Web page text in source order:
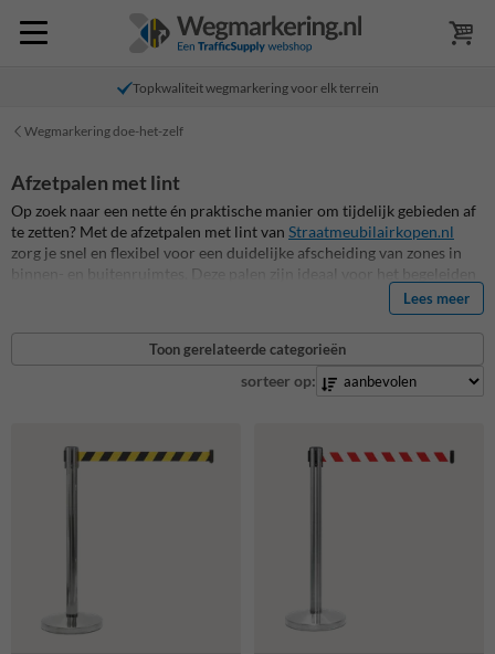
Topkwaliteit wegmarkering voor elk terrein
Wegmarkering doe-het-zelf
Afzetpalen met lint
Op zoek naar een nette én praktische manier om tijdelijk gebieden af
te zetten? Met de afzetpalen met lint van Straatmeubilairkopen.nl
zorg je snel en flexibel voor een duidelijke afscheiding van zones in
binnen- en buitenruimtes. Deze palen zijn ideaal voor het begeleiden
van bezoekersstromen, het reguleren van wachtrijen of het tijdelijk
blokkeren van doorgangen. In tegenstelling tot vaste verkeerspalen of
afzethekken zijn afzetpalen met uittrekbaar lint eenvoudig te
verplaatsen, op te bergen en aan te passen aan veranderende
situaties. Dankzij het oprolbare lint zijn ze ook nog eens
Lees meer
Toon gerelateerde categorieën
sorteer op: